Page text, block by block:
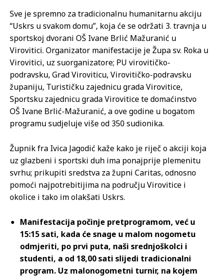
Sve je spremno za tradicionalnu humanitarnu akciju
“Uskrs u svakom domu”, koja će se održati 3. travnja u
sportskoj dvorani OŠ Ivane Brlić Mažuranić u
Virovitici. Organizator manifestacije je Župa sv. Roka u
Virovitici, uz suorganizatore; PU virovitičko-
podravsku, Grad Viroviticu, Virovitičko-podravsku
županiju, Turističku zajednicu grada Virovitice,
Sportsku zajednicu grada Virovitice te domaćinstvo
OŠ Ivane Brlić-Mažuranić, a ove godine u bogatom
programu sudjeluje više od 350 sudionika.
Župnik fra Ivica Jagodić kaže kako je riječ o akciji koja
uz glazbeni i sportski duh ima ponajprije plemenitu
svrhu; prikupiti sredstva za župni Caritas, odnosno
pomoći najpotrebitijima na području Virovitice i
okolice i tako im olakšati Uskrs.
Manifestacija počinje pretprogramom, već u
15:15 sati, kada će snage u malom nogometu
odmjeriti, po prvi puta, naši srednjoškolci i
studenti, a od 18,00 sati slijedi tradicionalni
program. Uz malonogometni turnir, na kojem